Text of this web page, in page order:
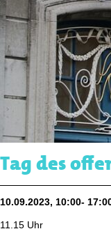
Tag des
10.09.2023, 10:00-
11.15 Uhr